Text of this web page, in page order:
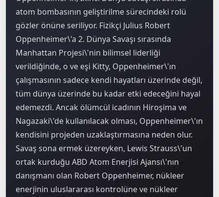
atom bombasının geliştirilme sürecindeki rolü
gözler önüne seriliyor. Fizikçi Julius Robert
Oppenheimer\'a 2. Dünya Savaşı sırasında
Manhattan Projesi\'nin bilimsel liderliği
verildiğinde, o ve eşi Kitty, Oppenheimer\'ın
çalışmasının sadece kendi hayatları üzerinde değil,
tüm dünya üzerinde bu kadar etki edeceğini hayal
edemezdi. Ancak ölümcül icadının Hiroşima ve
Nagazaki\'de kullanılacak olması, Oppenheimer\'ın
kendisini projeden uzaklaştırmasına neden olur.
Savaş sona ermek üzereyken, Lewis Strauss\'un
ortak kurduğu ABD Atom Enerjisi Ajansı\'nın
danışmanı olan Robert Oppenheimer, nükleer
enerjinin uluslararası kontrolüne ve nükleer